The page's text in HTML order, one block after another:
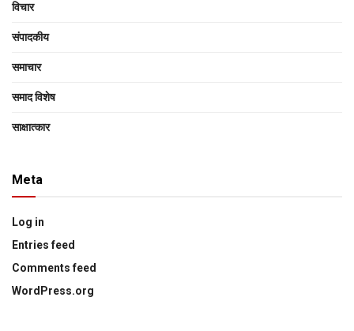
विचार
संपादकीय
समाचार
समाद विशेष
साक्षात्‍कार
Meta
Log in
Entries feed
Comments feed
WordPress.org